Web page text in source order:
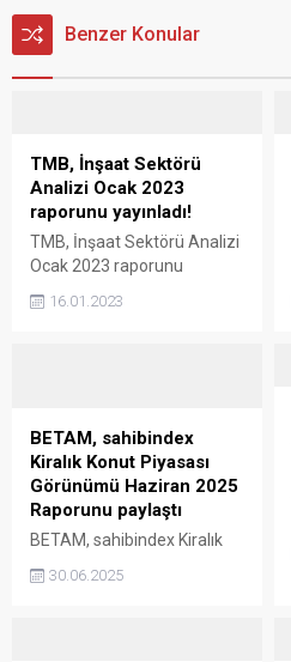
Benzer Konular
TMB, İnşaat Sektörü
Analizi Ocak 2023
raporunu yayınladı!
TMB, İnşaat Sektörü Analizi
Ocak 2023 raporunu
kalkınma hedeflerinin
Müteahhitler Birliği’nin
(TMB) 2022 yılının son
çeyrek dönemine ilişkin
İnşaat Sektörü Analizi Ocak
2023 Raporu’nda, yurt içinde
daralan inşaat sektörünün
son derece zor bir
16.01.2023
BETAM, sahibindex
Kiralık Konut Piyasası
Görünümü Haziran 2025
Raporunu paylaştı
BETAM, sahibindex Kiralık
Haziran 2025 Raporunu
30.06.2025